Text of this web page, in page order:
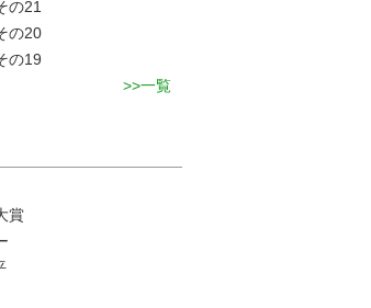
の21
の20
の19
一覧
賞